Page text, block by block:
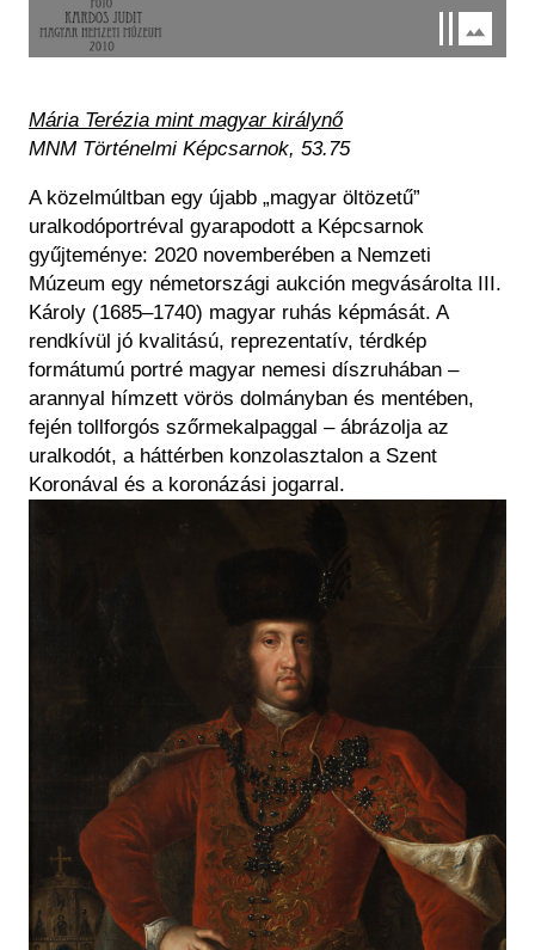
Mária Terézia mint magyar királynő
MNM Történelmi Képcsarnok, 53.75
A közelmúltban egy újabb „magyar öltözetű”
uralkodóportréval gyarapodott a Képcsarnok
gyűjteménye: 2020 novemberében a Nemzeti
Múzeum egy németországi aukción megvásárolta III.
Károly (1685–1740) magyar ruhás képmását. A
rendkívül jó kvalitású, reprezentatív, térdkép
formátumú portré magyar nemesi díszruhában –
arannyal hímzett vörös dolmányban és mentében,
fején tollforgós szőrmekalpaggal – ábrázolja az
uralkodót, a háttérben konzolasztalon a Szent
Koronával és a koronázási jogarral.